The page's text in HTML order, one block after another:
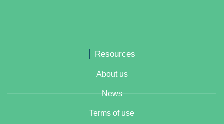
Resources
About us
News
Terms of use